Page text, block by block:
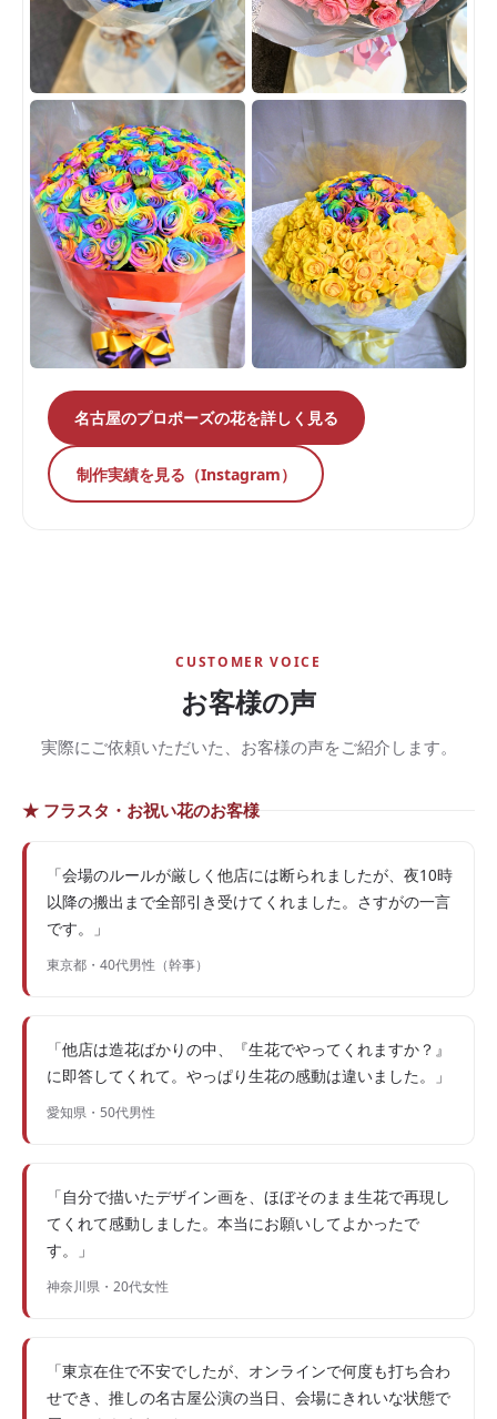
名古屋のプロポーズの花を詳しく見る
制作実績を見る（Instagram）
CUSTOMER VOICE
お客様の声
実際にご依頼いただいた、お客様の声をご紹介します。
★ フラスタ・お祝い花のお客様
「会場のルールが厳しく他店には断られましたが、夜10時
以降の搬出まで全部引き受けてくれました。さすがの一言
です。」
東京都・40代男性（幹事）
「他店は造花ばかりの中、『生花でやってくれますか？』
に即答してくれて。やっぱり生花の感動は違いました。」
愛知県・50代男性
「自分で描いたデザイン画を、ほぼそのまま生花で再現し
てくれて感動しました。本当にお願いしてよかったで
す。」
神奈川県・20代女性
「東京在住で不安でしたが、オンラインで何度も打ち合わ
せでき、推しの名古屋公演の当日、会場にきれいな状態で